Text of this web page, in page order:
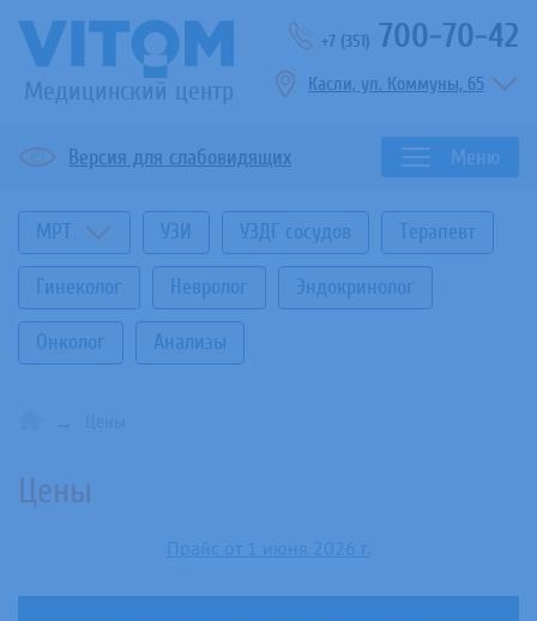
Медицинский центр
Версия для слабовидящих
Касли, ул. Коммуны, 65
+7 (351) 700-70-42
Меню
МРТ УЗИ УЗДГ сосудов Терапевт
Гинеколог Невролог Эндокринолог
Онколог Анализы
Цены
Прайс от 1 июня 2026 г.